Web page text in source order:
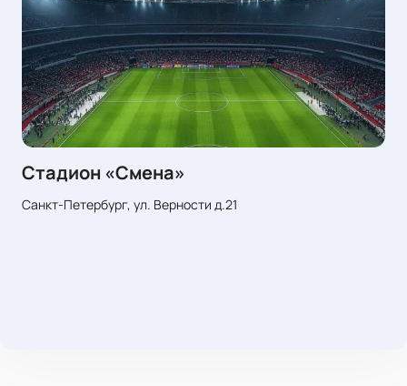
Стадион «Смена»
Санкт-Петербург, ул. Верности д.21